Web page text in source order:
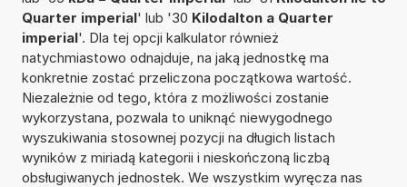
Quarter imperial' lub '30 Kilodalton a Quarter
imperial'. Dla tej opcji kalkulator również
natychmiastowo odnajduje, na jaką jednostkę ma
konkretnie zostać przeliczona początkowa wartość.
Niezależnie od tego, która z możliwości zostanie
wykorzystana, pozwala to uniknąć niewygodnego
wyszukiwania stosownej pozycji na długich listach
wyników z miriadą kategorii i nieskończoną liczbą
obsługiwanych jednostek. We wszystkim wyręcza nas